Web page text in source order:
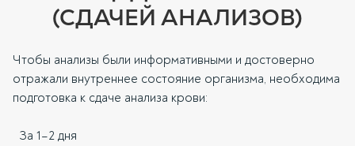
(СДАЧЕЙ АНАЛИЗОВ)
Чтобы анализы были информативными и достоверно
отражали внутреннее состояние организма, необходима
подготовка к сдаче анализа крови:
За 1–2 дня